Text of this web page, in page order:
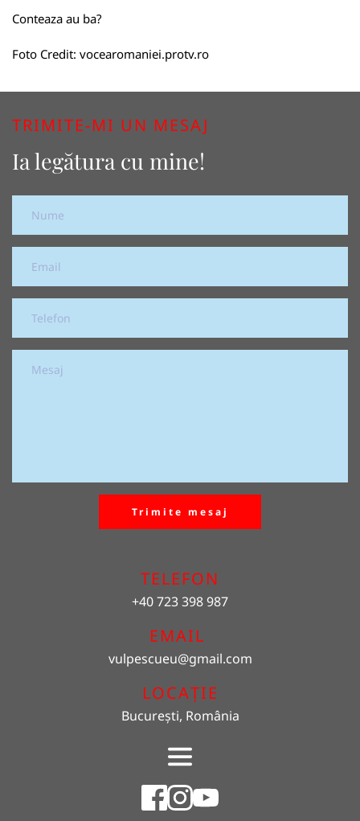
Conteaza au ba?
Foto Credit: vocearomaniei.protv.ro
TRIMITE-MI UN MESAJ
Ia legătura cu mine!
Trimite mesaj
TELEFON
+40 723 398 987
EMAIL
vulpescueu@gmail.com
LOCAȚIE
București, România